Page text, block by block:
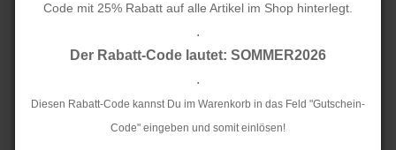
Code mit 25% Rabatt auf alle Artikel im Shop hinterlegt.
.
Der Rabatt-Code lautet: SOMMER2026
.
Diesen Rabatt-Code kannst Du im Warenkorb in das Feld "Gutschein-
Code" eingeben und somit einlösen!